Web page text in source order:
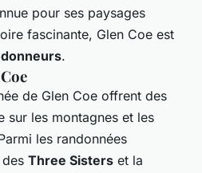
pour ses paysages
fascinante, Glen Coe est
.
de Glen Coe offrent des
sur les montagnes et les
les randonnées
Three Sisters et la